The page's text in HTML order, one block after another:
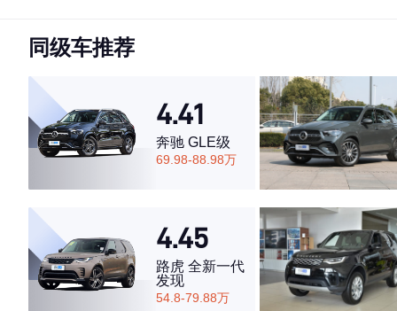
矿石白 星光棕 炭黑
4.41
同级车推荐
4.41
奔驰 GLE级
69.98-88.98万
4.45
路虎 全新一代
发现
54.8-79.88万